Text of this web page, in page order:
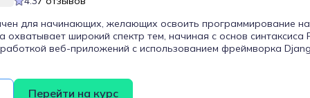
для начинающих, желающих освоить программирование
охватывает широкий спектр тем, начиная с основ синтаксиса
веб-приложений с использованием фреймворка
решения реальных задач. Обучение проходит в формате
Перейти на курс